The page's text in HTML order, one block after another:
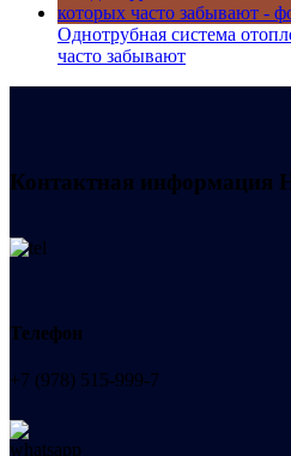
Однотрубная система
часто забывают
Контактная информация
Телефон
+7 (978) 515-999-7